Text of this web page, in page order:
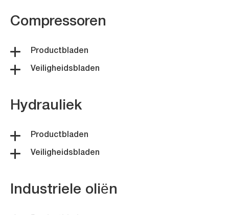
Compressoren
Productbladen
Veiligheidsbladen
Hydrauliek
Productbladen
Veiligheidsbladen
Industriele oliën